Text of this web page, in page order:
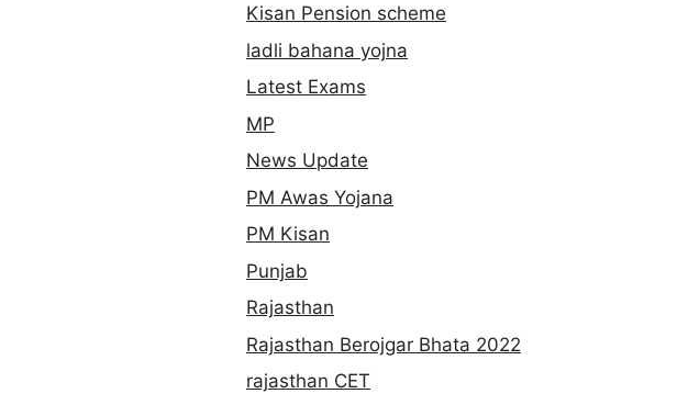
Kisan Pension scheme
ladli bahana yojna
Latest Exams
MP
News Update
PM Awas Yojana
PM Kisan
Punjab
Rajasthan
Rajasthan Berojgar Bhata 2022
rajasthan CET